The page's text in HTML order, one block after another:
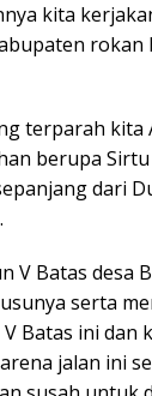
kita
terparah
berupa
dari
V Batas desa
serta
Batas ini dan
jalan ini